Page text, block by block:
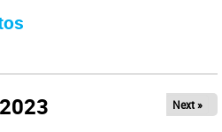
2023 Next »